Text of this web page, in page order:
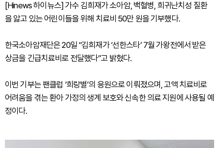
[Hinews 하이뉴스] 가수 김희재가 소아암, 백혈병, 희귀난치성 질환
을 앓고 있는 어린이들을 위해 치료비 50만 원을 기부했다.
한국소아암재단은 20일 “김희재가 ‘선한스타’ 7월 가왕전에서 받은
상금을 긴급치료비로 전달했다”고 밝혔다.
이번 기부는 팬클럽 ‘희랑별’의 응원으로 이뤄졌으며, 고액 치료비로
어려움을 겪는 환아 가정의 생계 보호와 신속한 의료 지원에 사용될 예
정이다.